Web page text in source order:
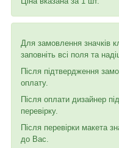
Для замовлення значків
заповніть всі поля та
Після підтвердження
оплату.
Після оплати дизайнер
перевірку.
Після перевірки макета
до Вас.